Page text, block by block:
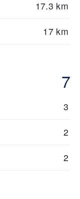
17.3 km
17 km
7
3
2
2